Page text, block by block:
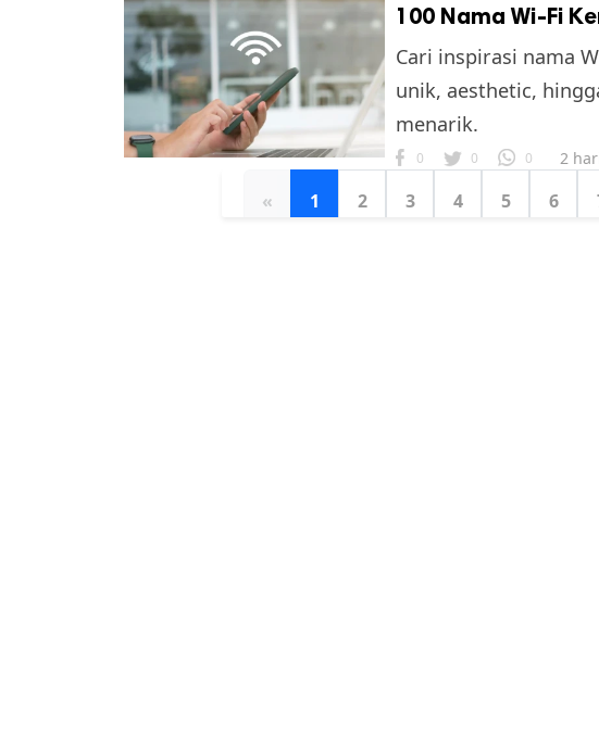
100 Nama Wi-Fi
Cari inspirasi nama
unik, aesthetic,
menarik.
0 0 0 2
« 1 2 3 4 5 6